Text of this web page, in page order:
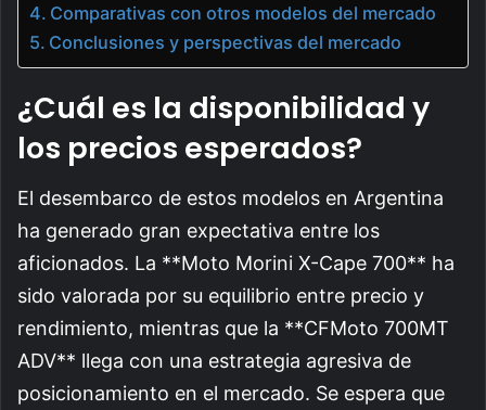
Comparativas con otros modelos del mercado
Conclusiones y perspectivas del mercado
¿Cuál es la disponibilidad y
los precios esperados?
El desembarco de estos modelos en Argentina
ha generado gran expectativa entre los
aficionados. La **Moto Morini X-Cape 700** ha
sido valorada por su equilibrio entre precio y
rendimiento, mientras que la **CFMoto 700MT
ADV** llega con una estrategia agresiva de
posicionamiento en el mercado. Se espera que